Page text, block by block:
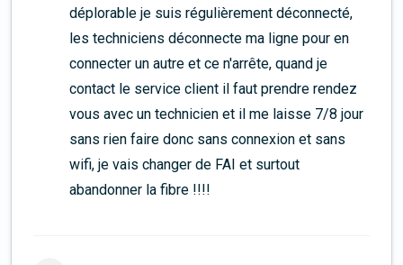
déplorable je suis régulièrement déconnecté,
les techniciens déconnecte ma ligne pour en
connecter un autre et ce n'arrête, quand je
contact le service client il faut prendre rendez
vous avec un technicien et il me laisse 7/8 jour
sans rien faire donc sans connexion et sans
wifi, je vais changer de FAI et surtout
abandonner la fibre !!!!